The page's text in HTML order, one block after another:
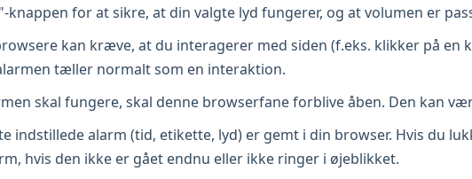
knappen for at sikre, at din valgte lyd fungerer, og at volumen er
kan kræve, at du interagerer med siden (f.eks. klikker på en
tæller normalt som en interaktion.
skal fungere, skal denne browserfane forblive åben. Den kan
indstillede alarm (tid, etikette, lyd) er gemt i din browser. Hvis du
hvis den ikke er gået endnu eller ikke ringer i øjeblikket.